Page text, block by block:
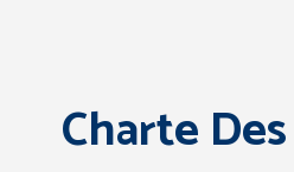
Charte